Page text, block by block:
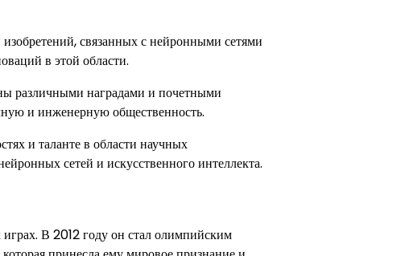
связанных с нейронными сетями
в этой области.
различными наградами и почетными
и инженерную общественность.
и таланте в области научных
сетей и искусственного интеллекта.
В 2012 году он стал олимпийским